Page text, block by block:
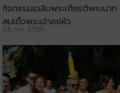
กิจกรรมเฉลิมพระเกียรติพระบาท
สมเด็จพระเจ้าอยู่หัว
28 ก.ค. 2569